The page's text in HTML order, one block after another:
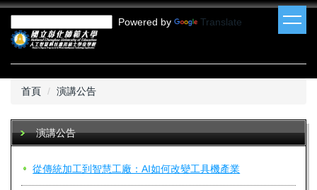
跳
主
Powered by Translate
首頁 演講公告
演講公告
從傳統加工到智慧工廠：AI如何改變工具機產業